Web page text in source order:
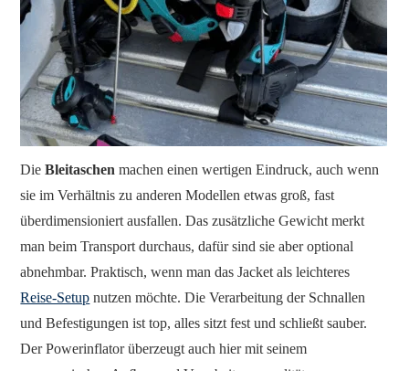
DieBleitaschen machen einen wertigen Eindruck, auch wenn
sie im Verhältnis zu anderen Modellen etwas groß, fast
überdimensioniert ausfallen. Das zusätzliche Gewicht merkt
man beim Transport durchaus, dafür sind sie aber optional
abnehmbar. Praktisch, wenn man das Jacket als leichteres
Reise-Setup nutzen möchte. Die Verarbeitung der Schnallen
und Befestigungen ist top, alles sitzt fest und schließt sauber.
Der Powerinflator überzeugt auch hier mit seinem